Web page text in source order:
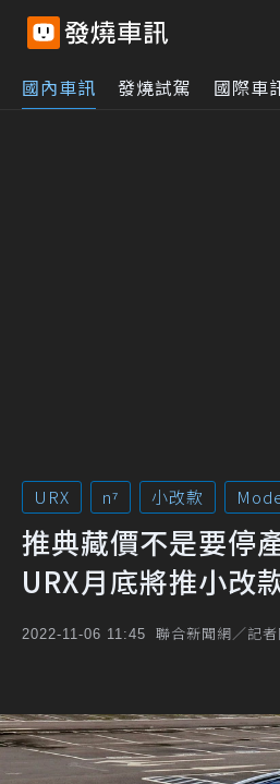
國內車訊 發燒試駕 國際車
URX n⁷ 小改款
推典藏價不是要停
URX月底將推小改
2022-11-06 11:45 聯合新聞網／記